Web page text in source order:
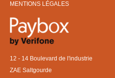
MENTIONS LÉGALES
12 - 14 Boulevard de l'industrie
ZAE Saltgourde